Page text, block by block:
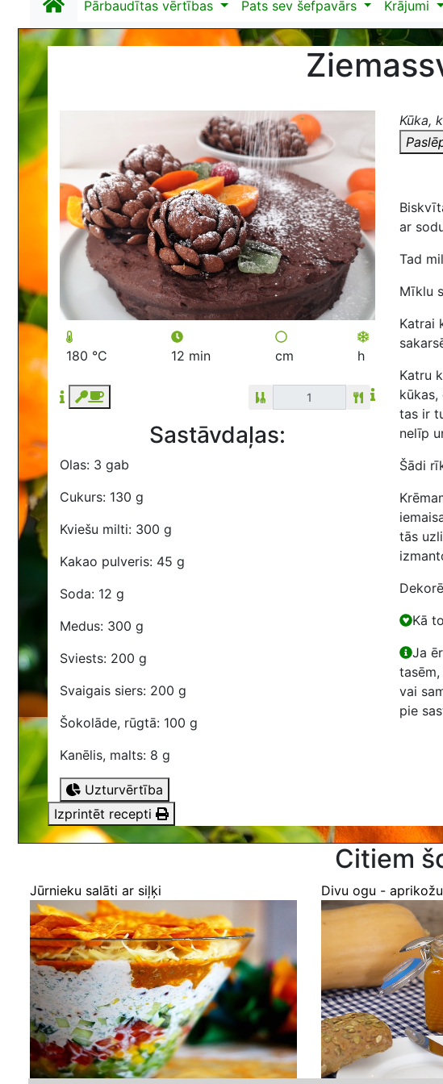
Pārbaudītas vērtības Pats sev šefpavārs Krājumi
180 °C 12 min cm h
Sastāvdaļas:
Olas: 3 gab
Cukurs: 130 g
Kviešu milti: 300 g
Kakao pulveris: 45 g
Soda: 12 g
Medus: 300 g
Sviests: 200 g
Svaigais siers: 200 g
Šokolāde, rūgtā: 100 g
Kanēlis, malts: 8 g
Uzturvērtība
Kūka,
ar
Tad
Mīklu
Katrai
Katru
tas ir
nelīp
Šādi
tās
Kā
Ja
vai
pie
Izprintēt recepti
Citiem
Jūrnieku salāti ar siļķi Divu ogu -